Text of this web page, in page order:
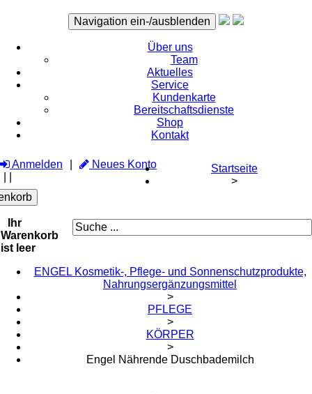
Navigation ein-/ausblenden
Über uns
Team
Aktuelles
Service
Kundenkarte
Bereitschaftsdienste
Shop
Kontakt
Anmelden
Neues Konto
Ihr
Warenkorb
ist leer
Startseite
>
ENGEL Kosmetik-, Pflege- und Sonnenschutzprodukte,
Nahrungsergänzungsmittel
>
PFLEGE
>
KÖRPER
>
Engel Nährende Duschbademilch